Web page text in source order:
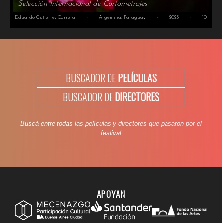
Selección Internacional de Cortometrajes
Eduardo Gutierrez Carrera · Argentina, Paraguay · 2023 · 10'
BUSCADOR DEPELÍCULAS
BUSCADOR DEDIRECTORES
Buscá entre todas las películas y directores que pasaron por el
festival
APOYAN